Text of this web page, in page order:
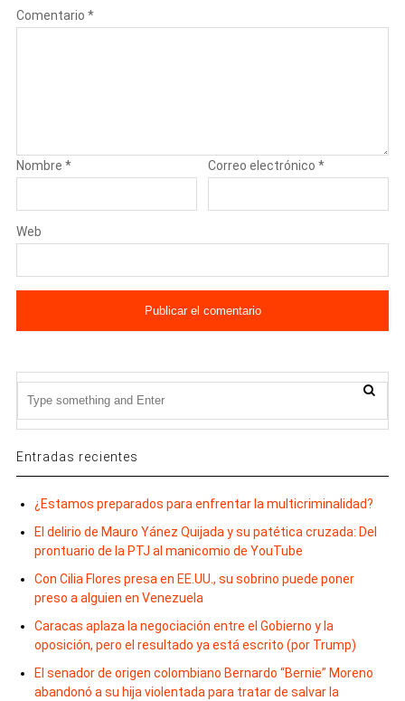
Comentario *
Nombre * Correo electrónico*
Web
Entradas recientes
¿Estamos preparados para enfrentar la multicriminalidad?
El delirio de Mauro Yánez Quijada y su patética cruzada: Del
prontuario de la PTJ al manicomio de YouTube
Con Cilia Flores presa en EE.UU., su sobrino puede poner
preso a alguien en Venezuela
Caracas aplaza la negociación entre el Gobierno y la
oposición, pero el resultado ya está escrito (por Trump)
El senador de origen colombiano Bernardo “Bernie” Moreno
abandonó a su hija violentada para tratar de salvar la